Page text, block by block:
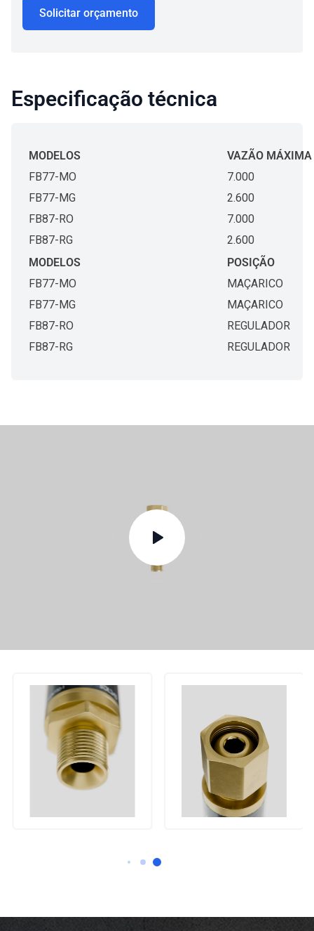
Solicitar orçamento
Especificação técnica
MODELOS
VAZÃO
FB77-MO
7.000
FB77-MG
2.600
FB87-RO
7.000
FB87-RG
2.600
MODELOS
POSIÇÃO
FB77-MO
MAÇARICO
FB77-MG
MAÇARICO
FB87-RO
REGULADOR
FB87-RG
REGULADOR